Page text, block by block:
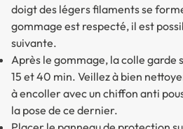
doigt des légers filaments se
gommage est respecté, il est
suivante.
Après le gommage, la colle garde
15 et 40 min. Veillez à bien
à encoller avec un chiffon anti
la pose de ce dernier.